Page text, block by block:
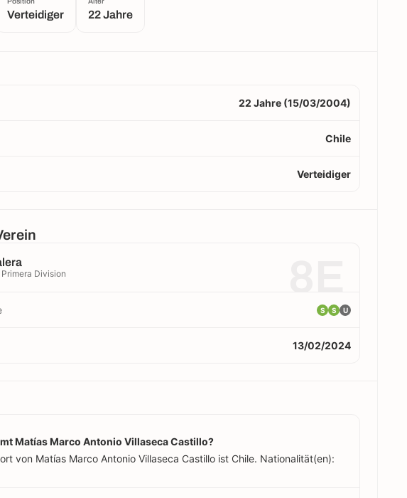
Verteidiger 22 Jahre
22 Jahre (15/03/2004)
Chile
Verteidiger
Division
S S U
13/02/2024
Matías Marco Antonio Villaseca Castillo?
von Matías Marco Antonio Villaseca Castillo ist Chile. Nationalität(en):